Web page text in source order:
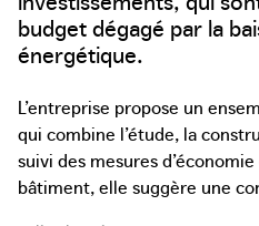
budget dégagé par la
énergétique.
L’entreprise propose un
qui combine l’étude, la
suivi des mesures
bâtiment, elle suggère une